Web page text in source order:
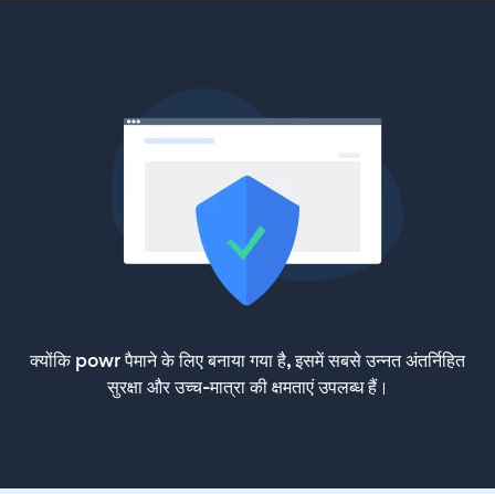
क्योंकि powr पैमाने के लिए बनाया गया है, इसमें सबसे उन्नत अंतर्निहित
सुरक्षा और उच्च-मात्रा की क्षमताएं उपलब्ध हैं।